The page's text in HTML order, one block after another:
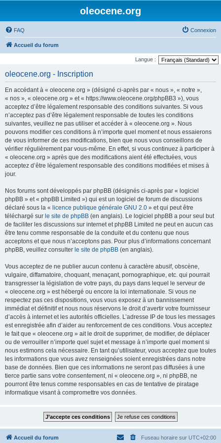
oleocene.org
FAQ Connexion
Accueil du forum
Langue :
oleocene.org - Inscription
En accédant à « oleocene.org » (désigné ci-après par « nous », « notre »,
« nos », « oleocene.org » et « https://www.oleocene.org/phpBB3 »), vous
acceptez d’être légalement responsable des conditions suivantes. Si vous
n’acceptez pas d’être légalement responsable de toutes les conditions
suivantes, veuillez ne pas utiliser et accéder à « oleocene.org ». Nous
pouvons modifier ces conditions à n’importe quel moment et nous essaierons
de vous informer de ces modifications, bien que nous vous conseillons de
vérifier régulièrement par vous-même. En effet, si vous continuez à participer à
« oleocene.org » après que des modifications aient été effectuées, vous
acceptez d’être légalement responsable des conditions modifiées et mises à
jour.
Nos forums sont développés par phpBB (désignés ci-après par « logiciel
phpBB » et « phpBB Limited ») qui est un logiciel de forum de discussions
déclaré sous la « licence publique générale GNU 2.0 » et qui peut être
téléchargé sur le site de phpBB (en anglais). Le logiciel phpBB a pour seul but
de faciliter les discussions sur internet et phpBB Limited ne peut en aucun cas
être tenu comme responsable de la conduite et du contenu que nous
acceptons et que nous n’acceptons pas. Pour plus d’informations concernant
phpBB, veuillez consulter le site de phpBB (en anglais).
Vous acceptez de ne publier aucun contenu à caractère abusif, obscène,
vulgaire, diffamatoire, choquant, menaçant, pornographique, etc. qui pourrait
transgresser la législation de votre pays, du pays dans lequel le serveur de
« oleocene.org » est hébergé ou encore la loi internationale. Si vous ne
respectez pas ces dispositions, vous vous exposez à un bannissement
immédiat et définitif et nous nous réservons le droit d’avertir votre fournisseur
d’accès à internet et les autorités officielles. L’adresse IP de tous les messages
est enregistrée afin d’aider au renforcement de ces conditions. Vous acceptez
le fait que « oleocene.org » ait le droit de supprimer, de modifier, de déplacer
ou de verrouiller n’importe quel sujet et message à n’importe quel moment si
nous estimons cela nécessaire. En tant qu’utilisateur, vous acceptez que toutes
les informations que vous avez renseignées soient enregistrées dans notre
base de données. Bien que ces informations ne seront pas diffusées à une
tierce partie sans votre consentement, ni « oleocene.org », ni phpBB, ne
pourront être tenus comme responsables en cas de tentative de piratage
informatique visant à compromettre vos données.
Accueil du forum Fuseau horaire sur UTC+02:00